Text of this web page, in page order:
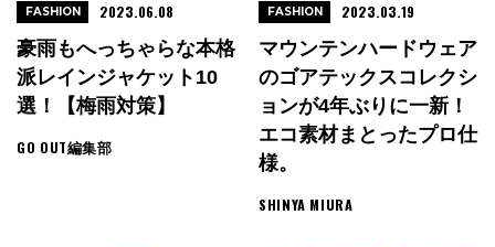
豪雨もへっちゃらな本格
派レインジャケット10
選！【梅雨対策】
GO OUT編集部
FASHION 2023.06.08
マウンテンハードウェア
のゴアテックスコレクシ
ョンが4年ぶりに一新！
エコ素材まとったプロ仕
様。
SHINYA MIURA
FASHION 2023.03.19